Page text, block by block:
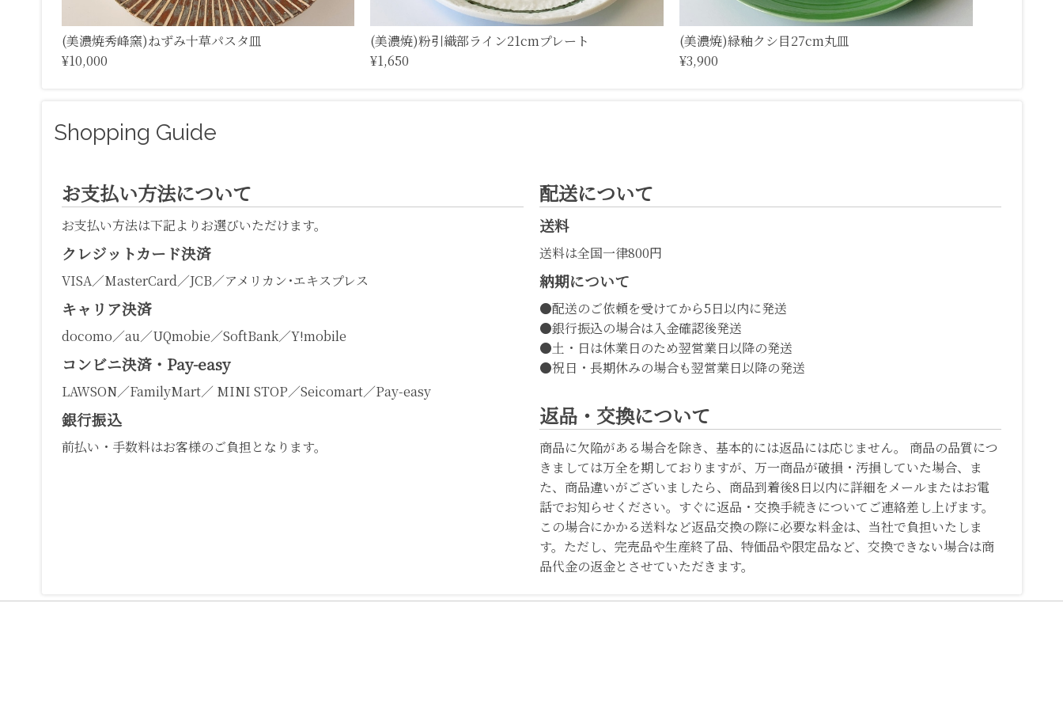
(美濃焼秀峰窯)ねずみ十草パスタ皿
¥10,000
(美濃焼)粉引織部ライン21cmプレート
¥1,650
(美濃焼)緑釉クシ目27cm丸皿
¥3,900
Shopping Guide
お支払い方法について
お支払い方法は下記よりお選びいただけます。
クレジットカード決済
VISA／MasterCard／JCB／アメリカン･エキスプレス
キャリア決済
docomo／au／UQmobie／SoftBank／Y!mobile
コンビニ決済・Pay-easy
LAWSON／FamilyMart／ MINI STOP／Seicomart／Pay-easy
銀行振込
前払い・手数料はお客様のご負担となります。
配送について
送料
送料は全国一律800円
納期について
●配送のご依頼を受けてから5日以内に発送
●銀行振込の場合は入金確認後発送
●土・日は休業日のため翌営業日以降の発送
●祝日・長期休みの場合も翌営業日以降の発送
返品・交換について
商品に欠陥がある場合を除き、基本的には返品には応じません。 商品の品質につ
きましては万全を期しておりますが、万一商品が破損・汚損していた場合、ま
た、商品違いがございましたら、商品到着後8日以内に詳細をメールまたはお電
話でお知らせください。すぐに返品・交換手続きについてご連絡差し上げます。
この場合にかかる送料など返品交換の際に必要な料金は、当社で負担いたしま
す。ただし、完売品や生産終了品、特価品や限定品など、交換できない場合は商
品代金の返金とさせていただきます。